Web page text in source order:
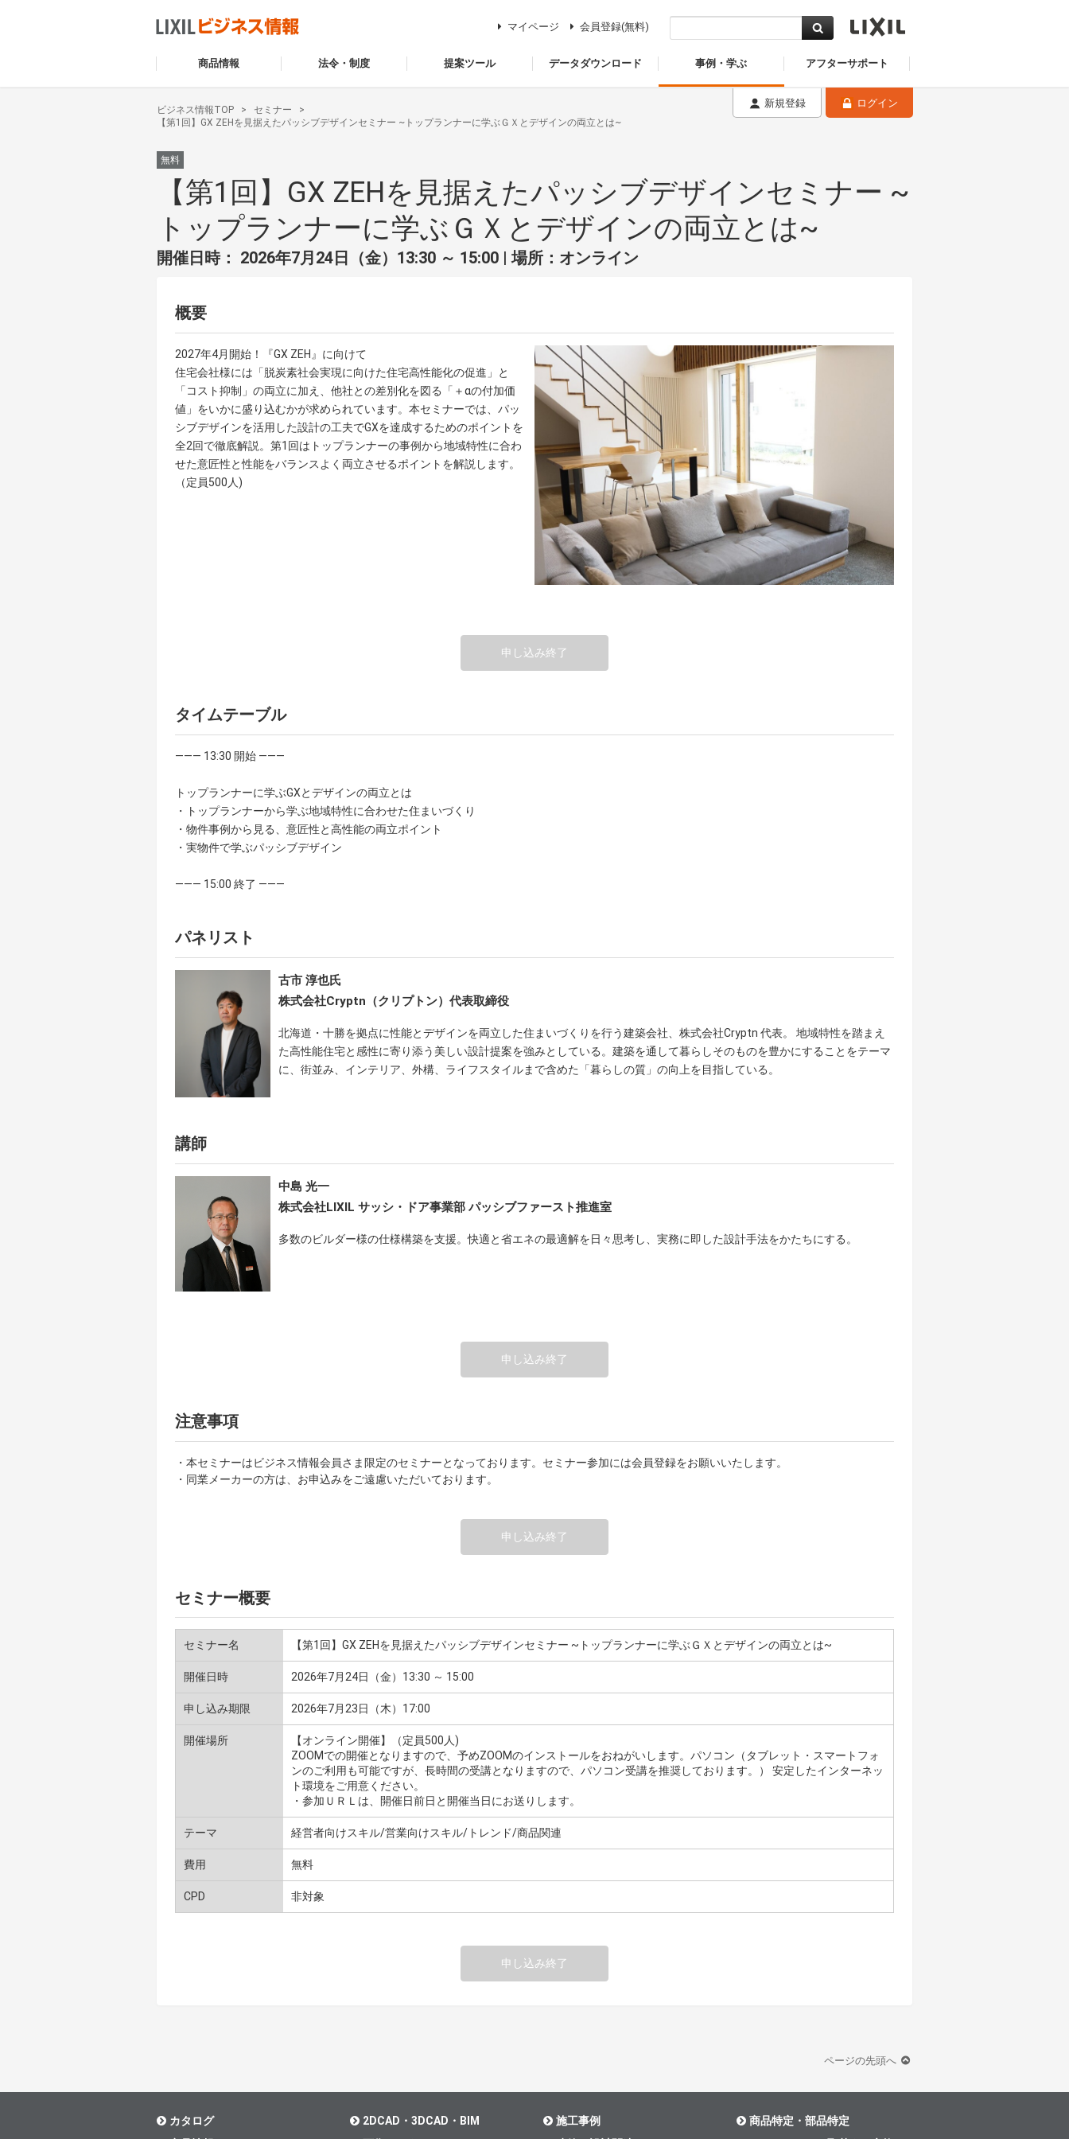
商品情報 法令・制度 提案ツール データダウンロード 事例・学ぶ アフターサポート
マイページ 会員登録(無料)
新規登録 ログイン
ビジネス情報TOP
セミナー
【第1回】GX ZEHを見据えたパッシブデザインセミナー ~トップランナーに学ぶＧＸとデザインの両立とは~
無料
【第1回】GX ZEHを見据えたパッシブデザインセミナー ~
トップランナーに学ぶＧＸとデザインの両立とは~
開催日時： 2026年7月24日（金）13:30 ～ 15:00 | 場所：オンライン
概要
2027年4月開始！『GX ZEH』に向けて
住宅会社様には「脱炭素社会実現に向けた住宅高性能化の促進」と
「コスト抑制」の両立に加え、他社との差別化を図る「＋αの付加価
値」をいかに盛り込むかが求められています。本セミナーでは、パッ
シブデザインを活用した設計の工夫でGXを達成するためのポイントを
全2回で徹底解説。第1回はトップランナーの事例から地域特性に合わ
せた意匠性と性能をバランスよく両立させるポイントを解説します。
（定員500人)
申し込み終了
タイムテーブル
――― 13:30 開始 ―――
トップランナーに学ぶGXとデザインの両立とは
・トップランナーから学ぶ地域特性に合わせた住まいづくり
・物件事例から見る、意匠性と高性能の両立ポイント
・実物件で学ぶパッシブデザイン
――― 15:00 終了 ―――
パネリスト
古市 淳也⽒
株式会社Cryptn（クリプトン）代表取締役
北海道・十勝を拠点に性能とデザインを両立した住まいづくりを行う建築会社、株式会社Cryptn 代表。 地域特性を踏まえ
た高性能住宅と感性に寄り添う美しい設計提案を強みとしている。建築を通して暮らしそのものを豊かにすることをテーマ
に、街並み、インテリア、外構、ライフスタイルまで含めた「暮らしの質」の向上を目指している。
講師
中島 光一
株式会社LIXIL サッシ・ドア事業部 パッシブファースト推進室
多数のビルダー様の仕様構築を支援。快適と省エネの最適解を日々思考し、実務に即した設計手法をかたちにする。
申し込み終了
注意事項
・本セミナーはビジネス情報会員さま限定のセミナーとなっております。セミナー参加には会員登録をお願いいたします。
・同業メーカーの方は、お申込みをご遠慮いただいております。
申し込み終了
セミナー概要
セミナー名 【第1回】GX ZEHを見据えたパッシブデザインセミナー ~トップランナーに学ぶＧＸとデザインの両立とは~
開催日時 2026年7月24日（金）13:30 ～ 15:00
申し込み期限 2026年7月23日（木）17:00
開催場所
【オンライン開催】（定員500人)
ZOOMでの開催となりますので、予めZOOMのインストールをおねがいします。パソコン（タブレット・スマートフォ
ンのご利用も可能ですが、長時間の受講となりますので、パソコン受講を推奨しております。） 安定したインターネッ
ト環境をご用意ください。
・参加ＵＲＬは、開催日前日と開催当日にお送りします。
テーマ 経営者向けスキル/営業向けスキル/トレンド/商品関連
費用 無料
CPD 非対象
申し込み終了
ページの先頭へ
カタログ
2DCAD・3DCAD・BIM
施工事例
商品特定・部品特定